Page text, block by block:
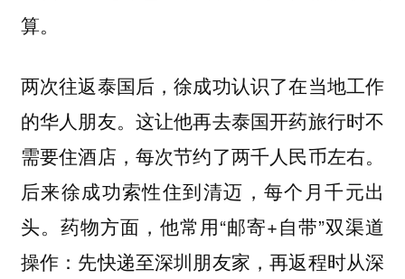
算。
两次往返泰国后，徐成功认识了在当地工作
的华人朋友。这让他再去泰国开药旅行时不
需要住酒店，每次节约了两千人民币左右。
后来徐成功索性住到清迈，每个月千元出
头。药物方面，他常用“邮寄+自带”双渠道
操作：先快递至深圳朋友家，再返程时从深